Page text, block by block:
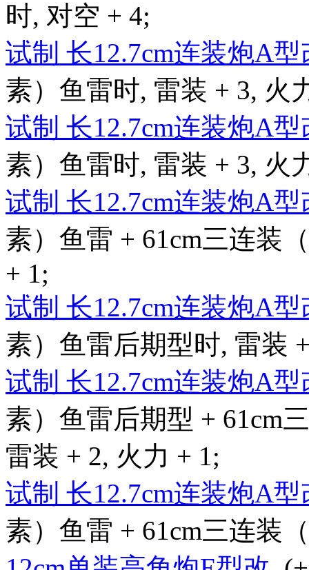
时, 对空 + 4;
试制 长12.7cm连装炮A型
素）鱼雷时, 雷装 + 3, 火
试制 长12.7cm连装炮A型
素）鱼雷时, 雷装 + 3, 火
试制 长12.7cm连装炮A型
素）鱼雷 + 61cm三连装
+ 1;
试制 长12.7cm连装炮A型
素）鱼雷后期型时, 雷装
试制 长12.7cm连装炮A型
素）鱼雷后期型 + 61cm
雷装 + 2, 火力 + 1;
试制 长12.7cm连装炮A型
素）鱼雷 + 61cm三连装